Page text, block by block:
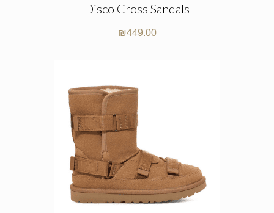
Disco Cross Sandals
₪449.00